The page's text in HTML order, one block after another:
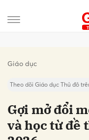
Giáo dục
Theo dõi Giáo dục Thủ đô
Gợi mở đổi
và học từ đề